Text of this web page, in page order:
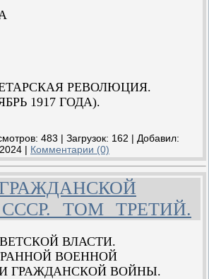
РЕВОЛЮЦИЯ.
1917 ГОДА).
483 | Загрузок: 162 | Добавил:
| Комментарии (0)
ТОМ ТРЕТИЙ.
ВЛАСТИ.
ВОЕННОЙ
ГРАЖДАНСКОЙ ВОЙНЫ.